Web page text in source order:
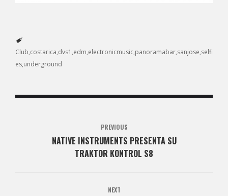
Club costarica dvs1 edm electronicmusic panoramabar sanjose selfi
es underground
PREVIOUS
NATIVE INSTRUMENTS PRESENTA SU
TRAKTOR KONTROL S8
NEXT